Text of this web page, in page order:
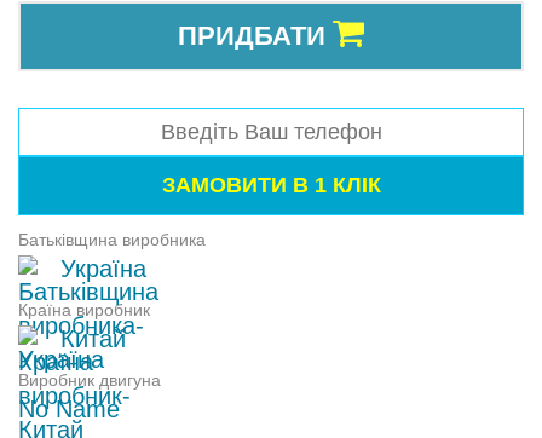
ПРИДБАТИ
Батьківщина виробника
Україна
Країна виробник
Китай
Виробник двигуна
No Name